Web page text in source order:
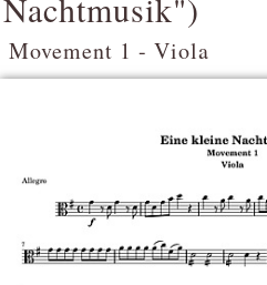
Nachtmusik")
Movement 1 - Viola